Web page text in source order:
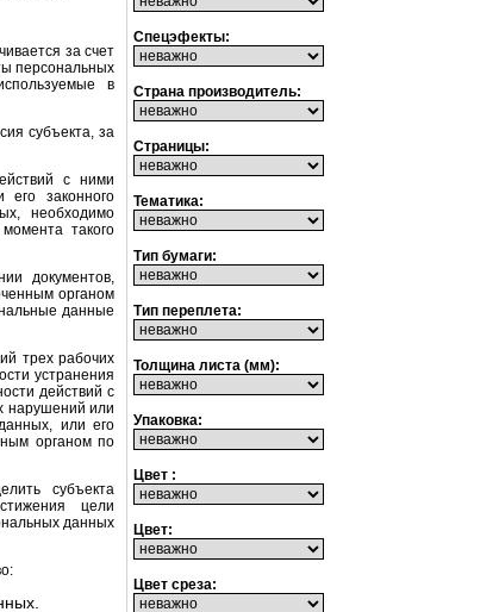
за счет
персональных
в
субъекта, за
с ними
законного
необходимо
такого
документов,
органом
данные
трех рабочих
устранения
действий с
нарушений или
или его
органом по
субъекта
цели
данных
Спецэфекты:
Страна производитель:
Страницы:
Тематика:
Тип бумаги:
Тип переплета:
Толщина листа (мм):
Упаковка:
Цвет :
Цвет:
Цвет среза: